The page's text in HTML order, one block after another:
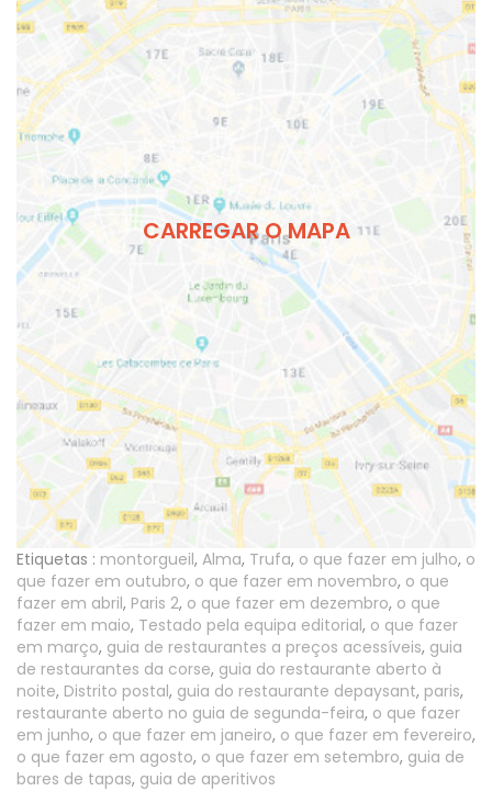
CARREGAR O MAPA
Etiquetas : montorgueil, Alma, Trufa, o que fazer em julho, o
que fazer em outubro, o que fazer em novembro, o que
fazer em abril, Paris 2, o que fazer em dezembro, o que
fazer em maio, Testado pela equipa editorial, o que fazer
em março, guia de restaurantes a preços acessíveis, guia
de restaurantes da corse, guia do restaurante aberto à
noite, Distrito postal, guia do restaurante depaysant, paris,
restaurante aberto no guia de segunda-feira, o que fazer
em junho, o que fazer em janeiro, o que fazer em fevereiro,
o que fazer em agosto, o que fazer em setembro, guia de
bares de tapas, guia de aperitivos